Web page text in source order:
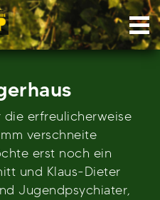
die erfreulicherweise
verschneite
erst noch ein
und Klaus-Dieter
Jugendpsychiater,